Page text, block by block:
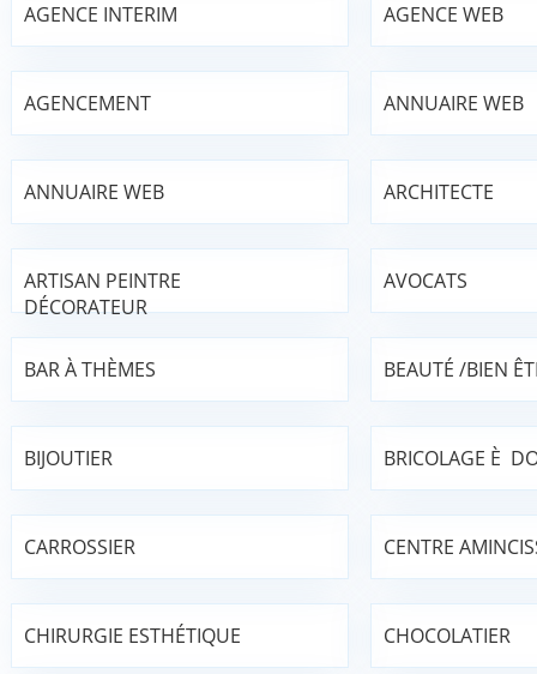
AGENCE INTERIM AGENCE WEB
AGENCEMENT ANNUAIRE WEB
ANNUAIRE WEB ARCHITECTE
ARTISAN PEINTRE
DÉCORATEUR
AVOCATS
BAR À THÈMES BEAUTÉ /BIEN
BIJOUTIER BRICOLAGE È
CARROSSIER CENTRE
CHIRURGIE ESTHÉTIQUE CHOCOLATIER